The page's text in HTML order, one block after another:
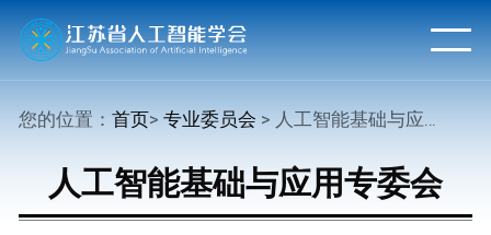
您的位置：首页>专业委员会 > 人工智能基础与应用专委会
人工智能基础与应用专委会